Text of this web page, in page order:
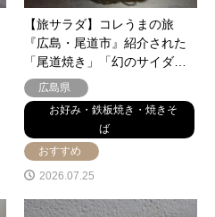
【旅サラダ】コレうまの旅
『広島・尾道市』紹介された
「尾道焼き」「幻のサイダ…
広島県
お好み・鉄板焼き・焼きそ
ば
おすすめ
2026.07.25